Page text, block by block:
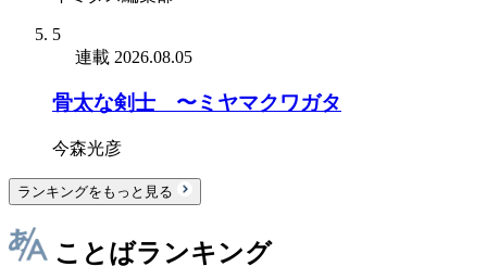
5
連載 2026.08.05
骨太な剣士 〜ミヤマクワガタ
今森光彦
ランキングをもっと見る
ことばランキング